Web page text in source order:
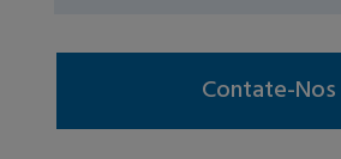
Contate-Nos